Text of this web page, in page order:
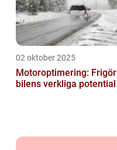
02 oktober 2025
Motoroptimering: Frigör
bilens verkliga potential